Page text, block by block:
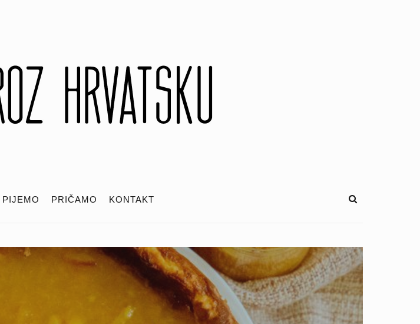
PIJEMO PRIČAMO KONTAKT